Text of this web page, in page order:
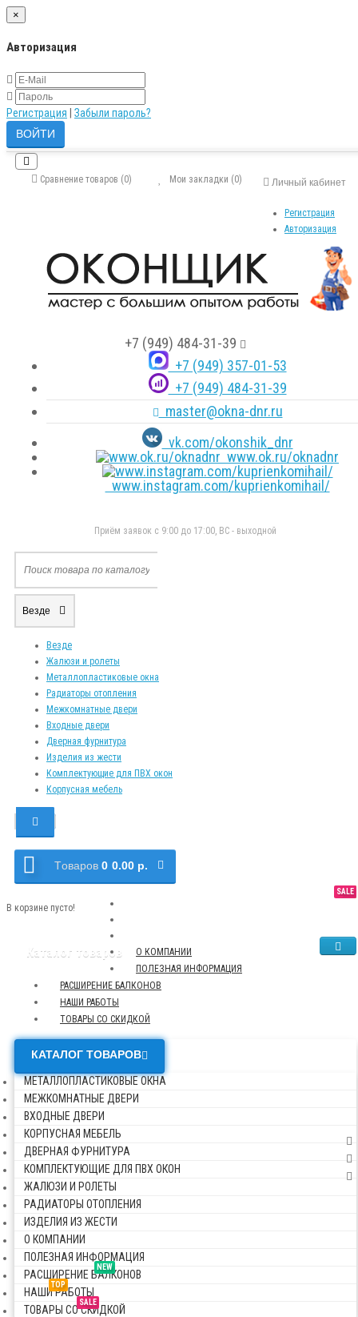
×
Авторизация
Регистрация Забыли пароль?
Личный кабинет
Регистрация
Авторизация
Мои закладки (0)
Сравнение товаров (0)
+7 (949) 484-31-39
+7 (949) 357-01-53
+7 (949) 484-31-39
master@okna-dnr.ru
vk.com/okonshik_dnr
www.ok.ru/oknadnr
www.instagram.com/kuprienkomihail/
Приём заявок с 9:00 до 17:00, ВС - выходной
Везде
Везде
Жалюзи и ролеты
Металлопластиковые окна
Радиаторы отопления
Межкомнатные двери
Входные двери
Дверная фурнитура
Изделия из жести
Комплектующие для ПВХ окон
Корпусная мебель
Tоваров 0 0.00 р.
В корзине пусто!
Каталог товаров
О КОМПАНИИ
ПОЛЕЗНАЯ ИНФОРМАЦИЯ
NEW
РАСШИРЕНИЕ БАЛКОНОВ
TOP
НАШИ РАБОТЫ
SALE
ТОВАРЫ СО СКИДКОЙ
КАТАЛОГ ТОВАРОВ
МЕТАЛЛОПЛАСТИКОВЫЕ ОКНА
МЕЖКОМНАТНЫЕ ДВЕРИ
ВХОДНЫЕ ДВЕРИ
КОРПУСНАЯ МЕБЕЛЬ
ДВЕРНАЯ ФУРНИТУРА
КОМПЛЕКТУЮЩИЕ ДЛЯ ПВХ ОКОН
ЖАЛЮЗИ И РОЛЕТЫ
РАДИАТОРЫ ОТОПЛЕНИЯ
ИЗДЕЛИЯ ИЗ ЖЕСТИ
О КОМПАНИИ
ПОЛЕЗНАЯ ИНФОРМАЦИЯ
NEW
РАСШИРЕНИЕ БАЛКОНОВ
TOP
НАШИ РАБОТЫ
SALE
ТОВАРЫ СО СКИДКОЙ